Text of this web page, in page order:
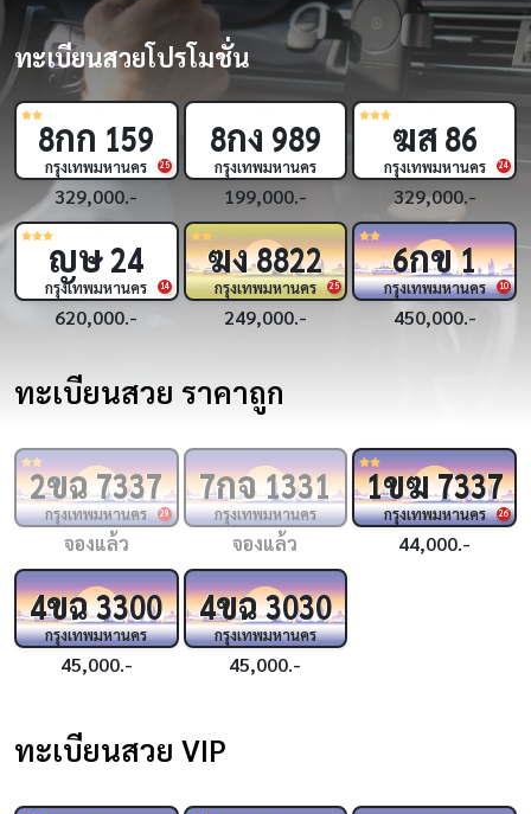
ทะเบียนสวยโปรโมชั่น
25
8กก 159
กรุงเทพมหานคร
329,000.-
8กง 989
กรุงเทพมหานคร
199,000.-
24
ฆส86
กรุงเทพมหานคร
329,000.-
14
ญษ24
กรุงเทพมหานคร
620,000.-
25
ฆง8822
กรุงเทพมหานคร
249,000.-
10
6กข1
กรุงเทพมหานคร
450,000.-
ทะเบียนสวย ราคาถูก
29
2ขฉ7337
กรุงเทพมหานคร
จองแล้ว
7กจ1331
กรุงเทพมหานคร
จองแล้ว
26
1ขฆ7337
กรุงเทพมหานคร
44,000.-
4ขฉ3300
กรุงเทพมหานคร
45,000.-
4ขฉ3030
กรุงเทพมหานคร
45,000.-
ทะเบียนสวย VIP